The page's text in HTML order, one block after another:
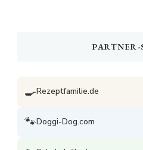
PARTNER-
🍳Rezeptfamilie.de
🐾Doggi-Dog.com